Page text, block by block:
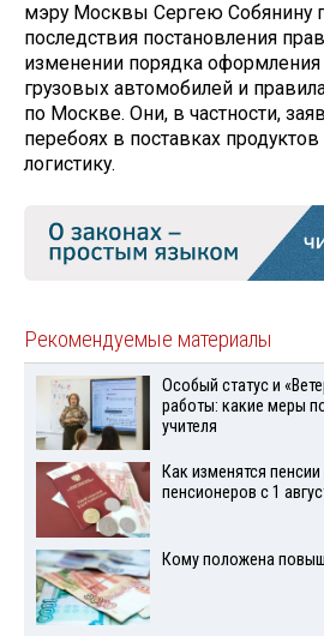
мэру Москвы Сергею Собянину
последствия постановления
изменении порядка оформления
грузовых автомобилей и
по Москве. Они, в частности,
перебоях в поставках продуктов
логистику.
Рекомендуемые материалы
Особый статус и
работы: какие меры
учителя
Как изменятся
пенсионеров с 1
Кому положена